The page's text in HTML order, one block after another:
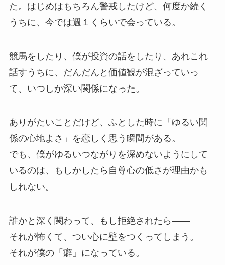
た。はじめはもちろん警戒したけど、何度か続く
うちに、今では週１くらいで会っている。
競馬をしたり、僕が投資の話をしたり、あれこれ
話すうちに、だんだんと価値観が混ざっていっ
て、いつしか深い関係になった。
ありがたいことだけど、ふとした時に「ゆるい関
係の心地よさ」を恋しく思う瞬間がある。
でも、僕がゆるいつながりを深めないようにして
いるのは、もしかしたら自尊心の低さが理由かも
しれない。
誰かと深く関わって、もし拒絶されたら——
それが怖くて、つい心に壁をつくってしまう。
それが僕の「癖」になっている。